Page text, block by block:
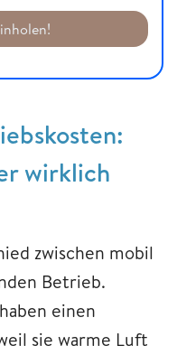
wirklich
zwischen mobil
Betrieb.
einen
sie warme Luft